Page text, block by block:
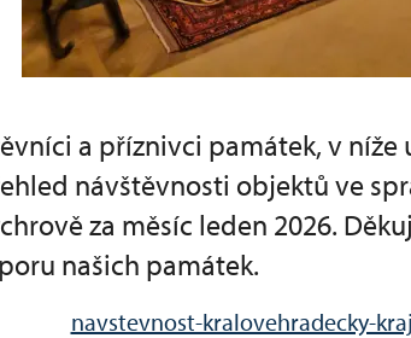
a příznivci památek, v níže
návštěvnosti objektů ve
za měsíc leden 2026.
našich památek.
navstevnost-kralovehradecky-